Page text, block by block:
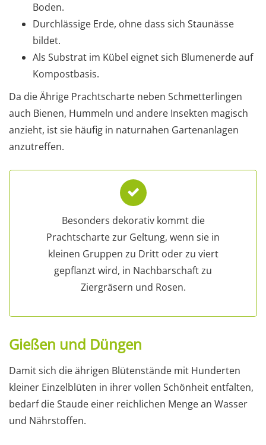
Boden.
Durchlässige Erde, ohne dass sich Staunässe
bildet.
Als Substrat im Kübel eignet sich Blumenerde auf
Kompostbasis.
Da die Ährige Prachtscharte neben Schmetterlingen
auch Bienen, Hummeln und andere Insekten magisch
anzieht, ist sie häufig in naturnahen Gartenanlagen
anzutreffen.
Besonders dekorativ kommt die
Prachtscharte zur Geltung, wenn sie in
kleinen Gruppen zu Dritt oder zu viert
gepflanzt wird, in Nachbarschaft zu
Ziergräsern und Rosen.
Gießen und Düngen
Damit sich die ährigen Blütenstände mit Hunderten
kleiner Einzelblüten in ihrer vollen Schönheit entfalten,
bedarf die Staude einer reichlichen Menge an Wasser
und Nährstoffen.